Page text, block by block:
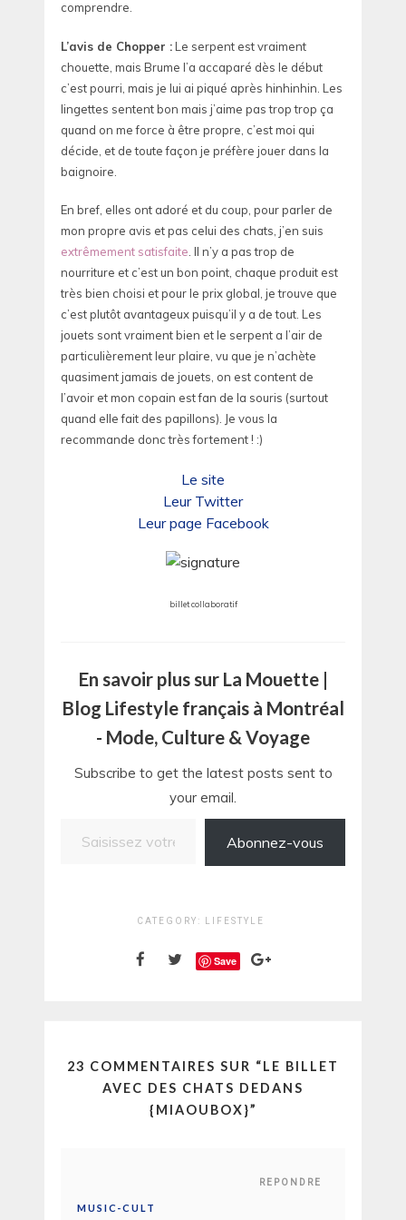
comprendre.
L’avis de Chopper :Le serpent est vraiment
chouette, mais Brume l’a accaparé dès le début
c’est pourri, mais je lui ai piqué après hinhinhin. Les
lingettes sentent bon mais j’aime pas trop trop ça
quand on me force à être propre, c’est moi qui
décide, et de toute façon je préfère jouer dans la
baignoire.
En bref, elles ont adoré et du coup, pour parler de
mon propre avis et pas celui des chats, j’en suis
extrêmement satisfaite. Il n’y a pas trop de
nourriture et c’est un bon point, chaque produit est
très bien choisi et pour le prix global, je trouve que
c’est plutôt avantageux puisqu’il y a de tout. Les
jouets sont vraiment bien et le serpent a l’air de
particulièrement leur plaire, vu que je n’achète
quasiment jamais de jouets, on est content de
l’avoir et mon copain est fan de la souris (surtout
quand elle fait des papillons). Je vous la
recommande donc très fortement ! :)
Le site
Leur Twitter
Leur page Facebook
billet collaboratif
En savoir plus sur La Mouette |
Blog Lifestyle français à Montréal
- Mode, Culture & Voyage
Subscribe to get the latest posts sent to
your email.
Abonnez-vous
CATEGORY: LIFESTYLE
Save
23 COMMENTAIRES SUR “LE BILLET
AVEC DES CHATS DEDANS
{MIAOUBOX}”
REPONDRE
MUSIC-CULT